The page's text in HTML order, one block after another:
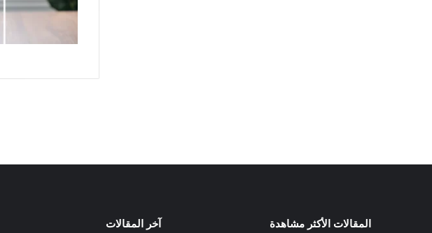
المقالات الأكثر مشاهدة آخر المقالات